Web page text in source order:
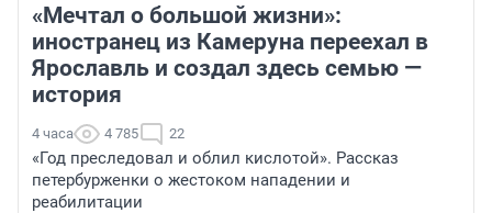
«Мечтал о большой жизни»:
иностранец из Камеруна переехал в
Ярославль и создал здесь семью —
история
4 часа 4 785 22
«Год преследовал и облил кислотой». Рассказ
петербурженки о жестоком нападении и
реабилитации